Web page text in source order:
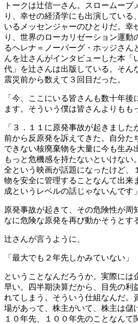
トークは辻信一さん。スロームーブ
り、幸せの経済学にも出演している
いるメッセンジャーのひとりだ。幸
り、世界のローカリゼーション運動
るヘレナ＝ノーバーグ・ホッジさん
んを辻さんがインタビューした本「
代」を辻さんは出版している。そん
震災前から数えて３回目だった。
「今、ここにいる皆さんも数十年後
ます。そういう僕は皆さんよりもも
「３．１１に原発事故が起きまし
前から反原発を訴えてきた。自分た
できない核廃棄物を大量に今も生み
もっと危機感を持たないといけない
全という映画が話題になったけど、
物を安全に管理することなんて出来
成というレベルの話じゃないんです」
原発事故が起きて、その危険性が周
なに危険な原発を再び動かそうとす
辻さんが言うように、
「最大でも２年先しかみていない」
ということなんだろうか。実際には
早い。四半期決算だから、目先の利
れてしまう。そういう仕組なんだ。
場があって、株主がいて、株主は儲
１０年先、１００年先のことなんて